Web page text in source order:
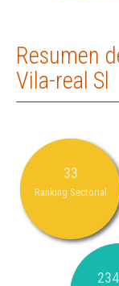
Resumen
Vila-real Sl
33
Ranking Sectorial